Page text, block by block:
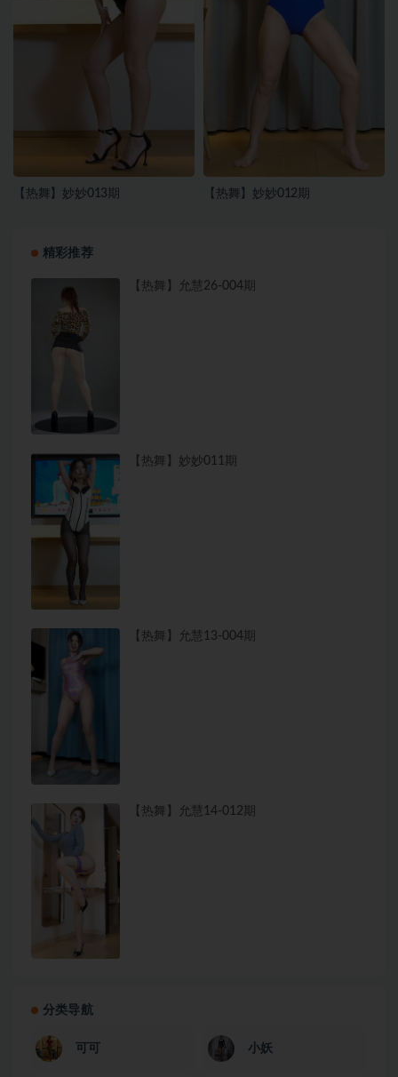
【热舞】妙妙013期 【热舞】妙妙012期
精彩推荐
【热舞】允慧26-004期
【热舞】妙妙011期
【热舞】允慧13-004期
【热舞】允慧14-012期
分类导航
可可 小妖